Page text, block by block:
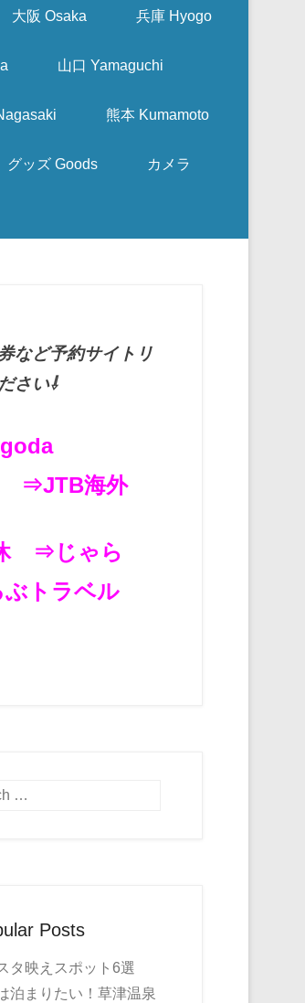
大阪 Osaka 兵庫 Hyogo
山口 Yamaguchi
熊本 Kumamoto
グッズ Goods カメラ
など予約サイトリ
さい⇩
⇒JTB海外
⇒じゃら
トラベル
Posts
タ映えスポット6選
泊まりたい！草津温泉